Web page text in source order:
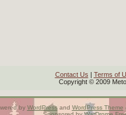
Contact Us | Terms of
Copyright © 2009
by WordPressand WordPress Theme